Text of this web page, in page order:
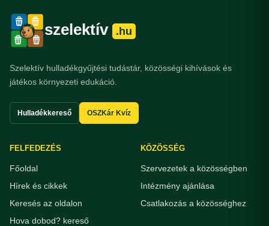
szelektív .hu
Szelektív hulladékgyűjtési tudástár, közösségi kihívások és
játékos környezeti edukáció.
Hulladékkereső OSZKár Kvíz
FELFEDEZÉS
Főoldal
Hírek és cikkek
Keresés az oldalon
Hova dobod? kereső
KÖZÖSSÉG
Szervezetek a közösségben
Intézmény ajánlása
Csatlakozás a közösséghez